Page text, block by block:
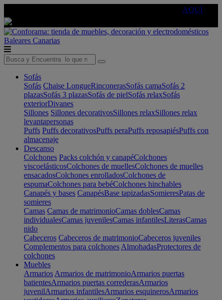
AQUÍ
Baleares Canarias
Sofás
Sofás Chaise LongueRinconerasSofás camaSofás 2
plazasSofás 3 plazasSofás de pielSofás relaxSofás
exteriorDivanes
Sillones Sillones decorativosSillones relaxSillones relax
levantapersonas
Puffs Puffs decorativosPuffs peraPuffs reposapiésPuffs con
almacenaje
Descanso
Colchones Packs colchón y canapéColchones
viscoelásticosColchones de muellesColchones de muelles
ensacadosColchones enrolladosColchones de
espumaColchones para bebéColchones hinchables
Canapés y bases CanapésBase tapizadasSomieresPatas de
somieres
Camas Camas de matrimonioCamas doblesCamas
individualesCamas juvenilesCamas infantilesLiterasCamas
nido
Cabeceros Cabeceros de matrimonioCabeceros juveniles
Complementos para colchones AlmohadasProtectores de
colchones
Muebles
Armarios Armarios de matrimonioArmarios puertas
batientesArmarios puertas correderasArmarios
juvenilArmarios infantilesArmarios esquinerosArmarios